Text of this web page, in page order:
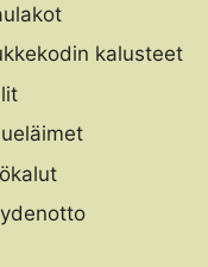
kalusteet